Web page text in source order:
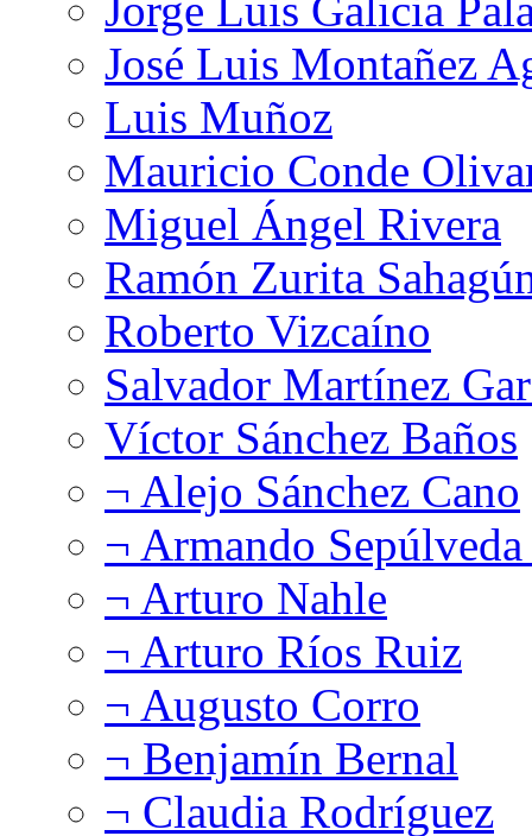
José Luis Montañez
Luis Muñoz
Mauricio Conde
Miguel Ángel Rivera
Ramón Zurita
Roberto Vizcaíno
Salvador Martínez
Víctor Sánchez Baños
¬ Alejo Sánchez Cano
¬ Armando
¬ Arturo Nahle
¬ Arturo Ríos Ruiz
¬ Augusto Corro
¬ Benjamín Bernal
¬ Claudia Rodríguez